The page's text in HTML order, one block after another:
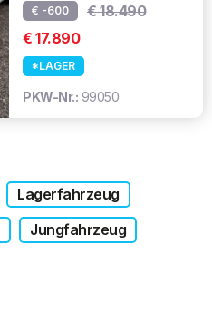
€ -600
€ 18.490
€ 17.890
*LAGER
PKW-Nr.: 99050
Lagerfahrzeug
Jungfahrzeug